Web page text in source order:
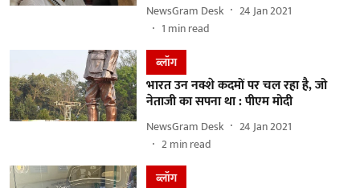
NewsGram Desk
24 Jan 2021
1 min read
ब्लॉग
भारत उन नक्शे कदमों पर चल रहा है, जो
नेताजी का सपना था : पीएम मोदी
NewsGram Desk
24 Jan 2021
2min read
ब्लॉग